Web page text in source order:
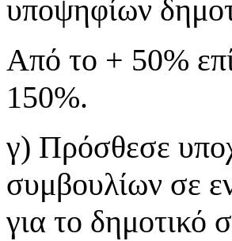
υποψηφίων
Από το + 50%
150%.
γ) Πρόσθεσε
συμβουλίων σε
για το δημοτικό